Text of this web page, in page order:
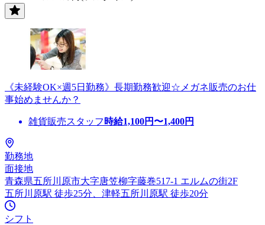
《未経験OK×週5日勤務》長期勤務歓迎☆メガネ販売のお仕
事始めませんか？
雑貨販売スタッフ 時給1,100円〜1,400円
勤務地
面接地
青森県五所川原市大字唐笠柳字藤巻517-1 エルムの街2F
五所川原駅 徒歩25分、津軽五所川原駅 徒歩20分
シフト